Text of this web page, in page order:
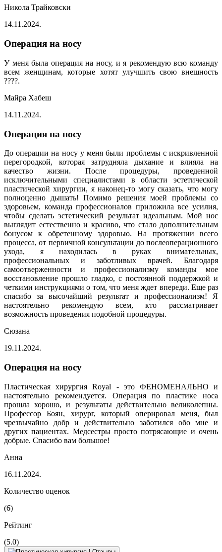
Никола Трайковски
14.11.2024.
Операция на носу
У меня была операция на носу, и я рекомендую всю команду
всем женщинам, которые хотят улучшить свою внешность
????.
Майра Хабеш
14.11.2024.
Операция на носу
До операции на носу у меня были проблемы с искривленной
перегородкой, которая затрудняла дыхание и влияла на
качество жизни. После процедуры, проведенной
исключительными специалистами в области эстетической
пластической хирургии, я наконец-то могу сказать, что могу
полноценно дышать! Помимо решения моей проблемы со
здоровьем, команда профессионалов приложила все усилия,
чтобы сделать эстетический результат идеальным. Мой нос
выглядит естественно и красиво, что стало дополнительным
бонусом к обретенному здоровью. На протяжении всего
процесса, от первичной консультации до послеоперационного
ухода, я находилась в руках внимательных,
профессиональных и заботливых врачей. Благодаря
самоотверженности и профессионализму команды мое
восстановление прошло гладко, с постоянной поддержкой и
четкими инструкциями о том, что меня ждет впереди. Еще раз
спасибо за высочайший результат и профессионализм! Я
настоятельно рекомендую всем, кто рассматривает
возможность проведения подобной процедуры.
Сюзана
19.11.2024.
Операция на носу
Пластическая хирургия Royal - это ФЕНОМЕНАЛЬНО и
настоятельно рекомендуется. Операция по пластике носа
прошла хорошо, и результаты действительно великолепны.
Профессор Боян, хирург, который оперировал меня, был
чрезвычайно добр и действительно заботился обо мне и
других пациентах. Медсестры просто потрясающие и очень
добрые. Спасибо вам большое!
Анна
16.11.2024.
Количество оценок
(6)
Рейтинг
(5.0)